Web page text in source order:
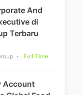
And
di
Terbaru
Full Time
Account